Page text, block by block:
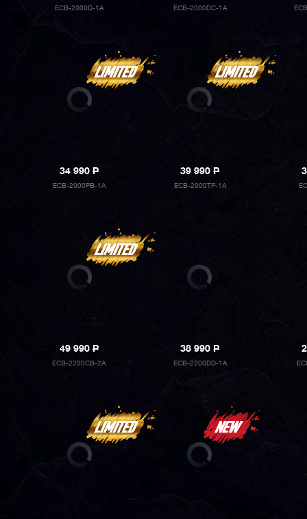
ECB-2000D-1A ECB-2000DC-1A
34 990P
ECB-2000PB-1A
39 990P
ECB-2000TP-1A
49 990P
ECB-2200CB-2A
38 990P
ECB-2200DD-1A